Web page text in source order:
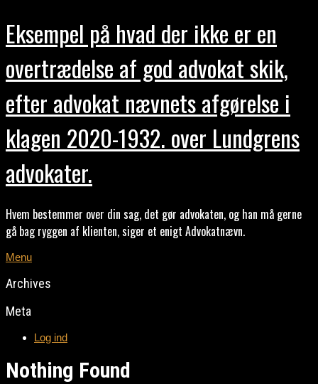
Eksempel på hvad der ikke er en
overtrædelse af god advokat skik,
efter advokat nævnets afgørelse i
klagen 2020-1932. over Lundgrens
advokater.
Hvem bestemmer over din sag, det gør advokaten, og han må gerne
gå bag ryggen af klienten, siger et enigt Advokatnævn.
Menu
Archives
Meta
Log ind
Nothing Found